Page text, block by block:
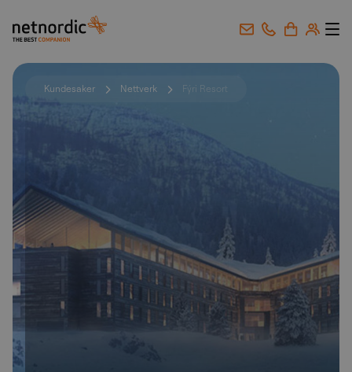
NetNordic Norway
Kundesaker Nettverk Fýri Resort